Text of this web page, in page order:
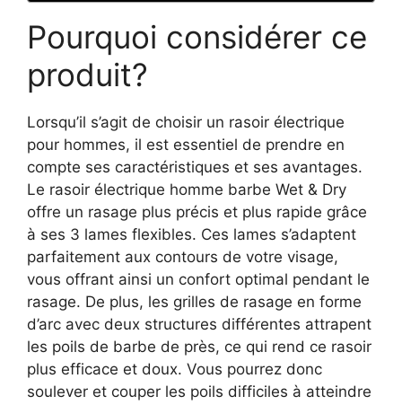
Pourquoi considérer ce
produit?
Lorsqu’il s’agit de choisir un rasoir électrique
pour hommes, il est essentiel de prendre en
compte ses caractéristiques et ses avantages.
Le rasoir électrique homme barbe Wet & Dry
offre un rasage plus précis et plus rapide grâce
à ses 3 lames flexibles. Ces lames s’adaptent
parfaitement aux contours de votre visage,
vous offrant ainsi un confort optimal pendant le
rasage. De plus, les grilles de rasage en forme
d’arc avec deux structures différentes attrapent
les poils de barbe de près, ce qui rend ce rasoir
plus efficace et doux. Vous pourrez donc
soulever et couper les poils difficiles à atteindre